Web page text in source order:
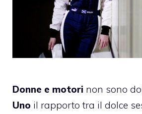
Donne e motori non sono
Uno il rapporto tra il dolce